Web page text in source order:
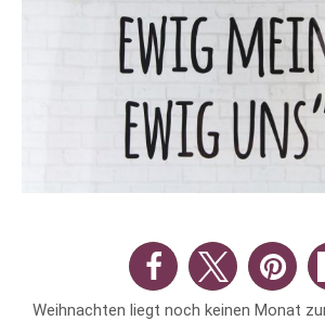
Weihnachten liegt noch keinen Monat